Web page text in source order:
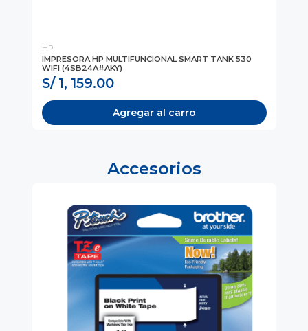
HP
IMPRESORA HP MULTIFUNCIONAL SMART TANK 530
WIFI (4SB24A#AKY)
S/ 1, 159.00
Agregar al carro
Accesorios